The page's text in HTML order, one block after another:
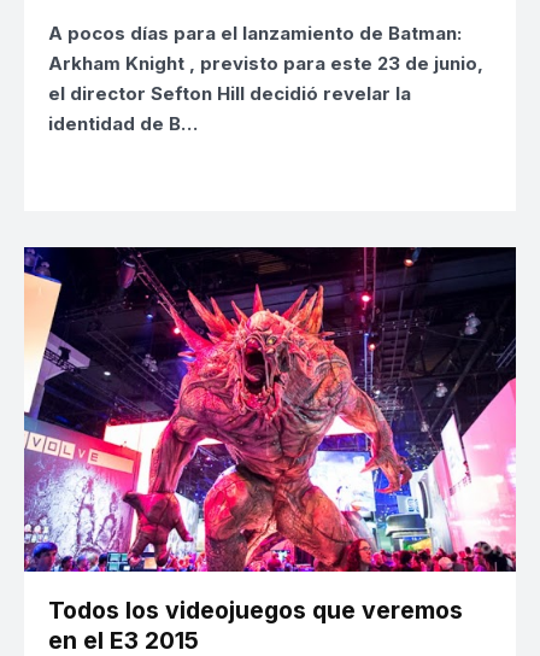
A pocos días para el lanzamiento de Batman:
Arkham Knight , previsto para este 23 de junio,
el director Sefton Hill decidió revelar la
identidad de B…
Todos los videojuegos que veremos
en el E3 2015